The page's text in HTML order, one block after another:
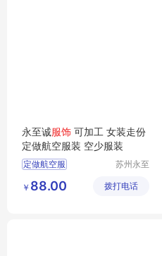
永至诚服饰 可加工 女装走份
定做航空服装 空少服装
定做航空服
东方航空服定做
苏州永至
限公司
￥ 88.00 拨打电话